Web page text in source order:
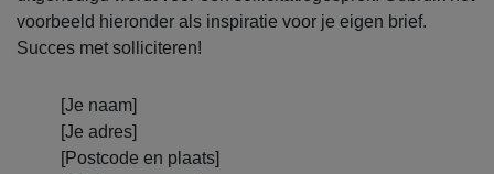
voorbeeld hieronder als inspiratie voor je eigen brief.
Succes met solliciteren!
[Je naam]
[Je adres]
[Postcode en plaats]